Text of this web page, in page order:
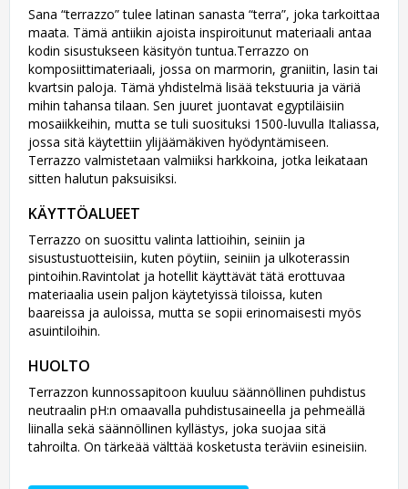
Sana “terrazzo” tulee latinan sanasta “terra”, joka tarkoittaa
maata. Tämä antiikin ajoista inspiroitunut materiaali antaa
kodin sisustukseen käsityön tuntua.Terrazzo on
komposiittimateriaali, jossa on marmorin, graniitin, lasin tai
kvartsin paloja. Tämä yhdistelmä lisää tekstuuria ja väriä
mihin tahansa tilaan. Sen juuret juontavat egyptiläisiin
mosaiikkeihin, mutta se tuli suosituksi 1500-luvulla Italiassa,
jossa sitä käytettiin ylijäämäkiven hyödyntämiseen.
Terrazzo valmistetaan valmiiksi harkkoina, jotka leikataan
sitten halutun paksuisiksi.
KÄYTTÖALUEET
Terrazzo on suosittu valinta lattioihin, seiniin ja
sisustustuotteisiin, kuten pöytiin, seiniin ja ulkoterassin
pintoihin.Ravintolat ja hotellit käyttävät tätä erottuvaa
materiaalia usein paljon käytetyissä tiloissa, kuten
baareissa ja auloissa, mutta se sopii erinomaisesti myös
asuintiloihin.
HUOLTO
Terrazzon kunnossapitoon kuuluu säännöllinen puhdistus
neutraalin pH:n omaavalla puhdistusaineella ja pehmeällä
liinalla sekä säännöllinen kyllästys, joka suojaa sitä
tahroilta. On tärkeää välttää kosketusta teräviin esineisiin.